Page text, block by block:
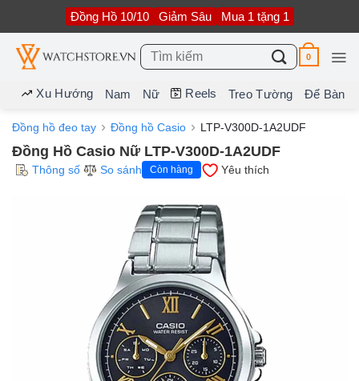
nội
dung
Đồng Hồ 10/10 Giảm Sâu Mua 1 tặng 1
Tìm
kiếm:
0
Xu Hướng Nam Nữ Reels Treo Tường Để Bàn
Đồng hồ đeo tay Đồng hồ Casio LTP-V300D-1A2UDF
Đồng Hồ Casio Nữ LTP-V300D-1A2UDF
Thông số So sánh Còn hàng Yêu thích